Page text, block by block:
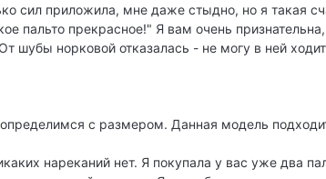
сил приложила, мне даже стыдно, но я такая
пальто прекрасное!" Я вам очень
норковой отказалась - не могу в ней
с размером. Данная модель
нареканий нет. Я покупала у вас уже два